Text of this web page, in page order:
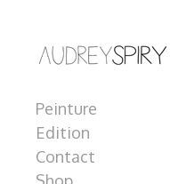
Peinture
Edition
Contact